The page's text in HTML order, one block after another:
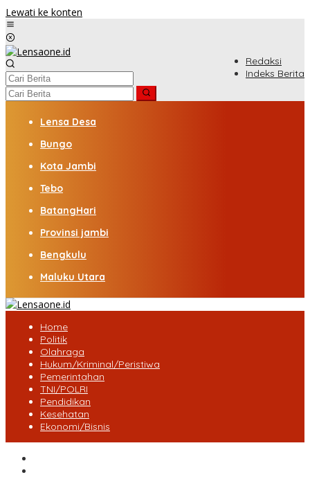
Lewati ke konten
Redaksi
Indeks Berita
Lensa Desa
Bungo
Kota Jambi
Tebo
BatangHari
Provinsi jambi
Bengkulu
Maluku Utara
Home
Politik
Olahraga
Hukum/Kriminal/Peristiwa
Pemerintahan
TNI/POLRI
Pendidikan
Kesehatan
Ekonomi/Bisnis